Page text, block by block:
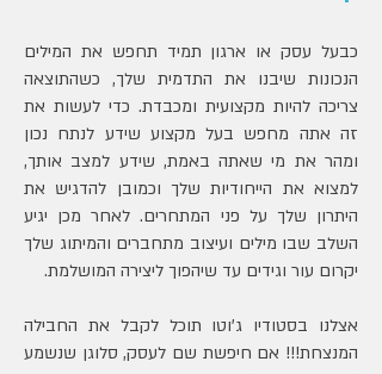
כבעל עסק או ארגון תמיד תחפש את המילים
הנכונות שיבנו את התדמית שלך, כשהתוצאה
צריכה להיות מקצועית ומכבדת. כדי לעשות את
זה אתה מחפש בעל מקצוע שידע לנתח נכון
ומהר את מי שאתה באמת, שידע למצב אותך,
למצוא את הייחודיות שלך וכמובן להדגיש את
היתרון שלך על פני המתחרים. לאחר מכן יגיע
השלב שבו מילים ועיצוב מתחברים והמיתוג שלך
יקרום עור וגידים עד שיהפוך ליצירה המושלמת.
אצלנו בסטודיו ג'וטו תוכל לקבל את החבילה
המנצחת!!! אם חיפשת שם לעסק, סלוגן שנשמע